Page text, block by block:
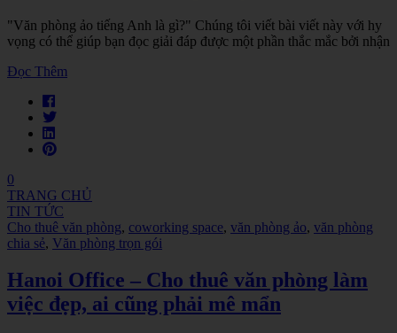
"Văn phòng ảo tiếng Anh là gì?" Chúng tôi viết bài viết này với hy
vọng có thể giúp bạn đọc giải đáp được một phần thắc mắc bởi nhận
Đọc Thêm
0
TRANG CHỦ
TIN TỨC
Cho thuê văn phòng, coworking space, văn phòng ảo, văn phòng
chia sẻ, Văn phòng trọn gói
Hanoi Office – Cho thuê văn phòng làm
việc đẹp, ai cũng phải mê mẩn